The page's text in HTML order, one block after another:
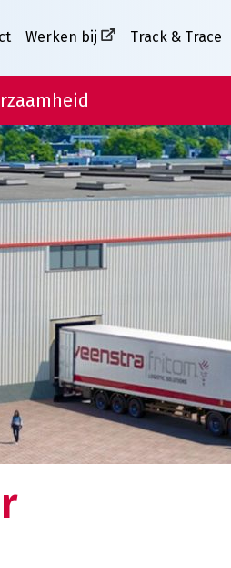
Werken bij Track & Trace
naar ons